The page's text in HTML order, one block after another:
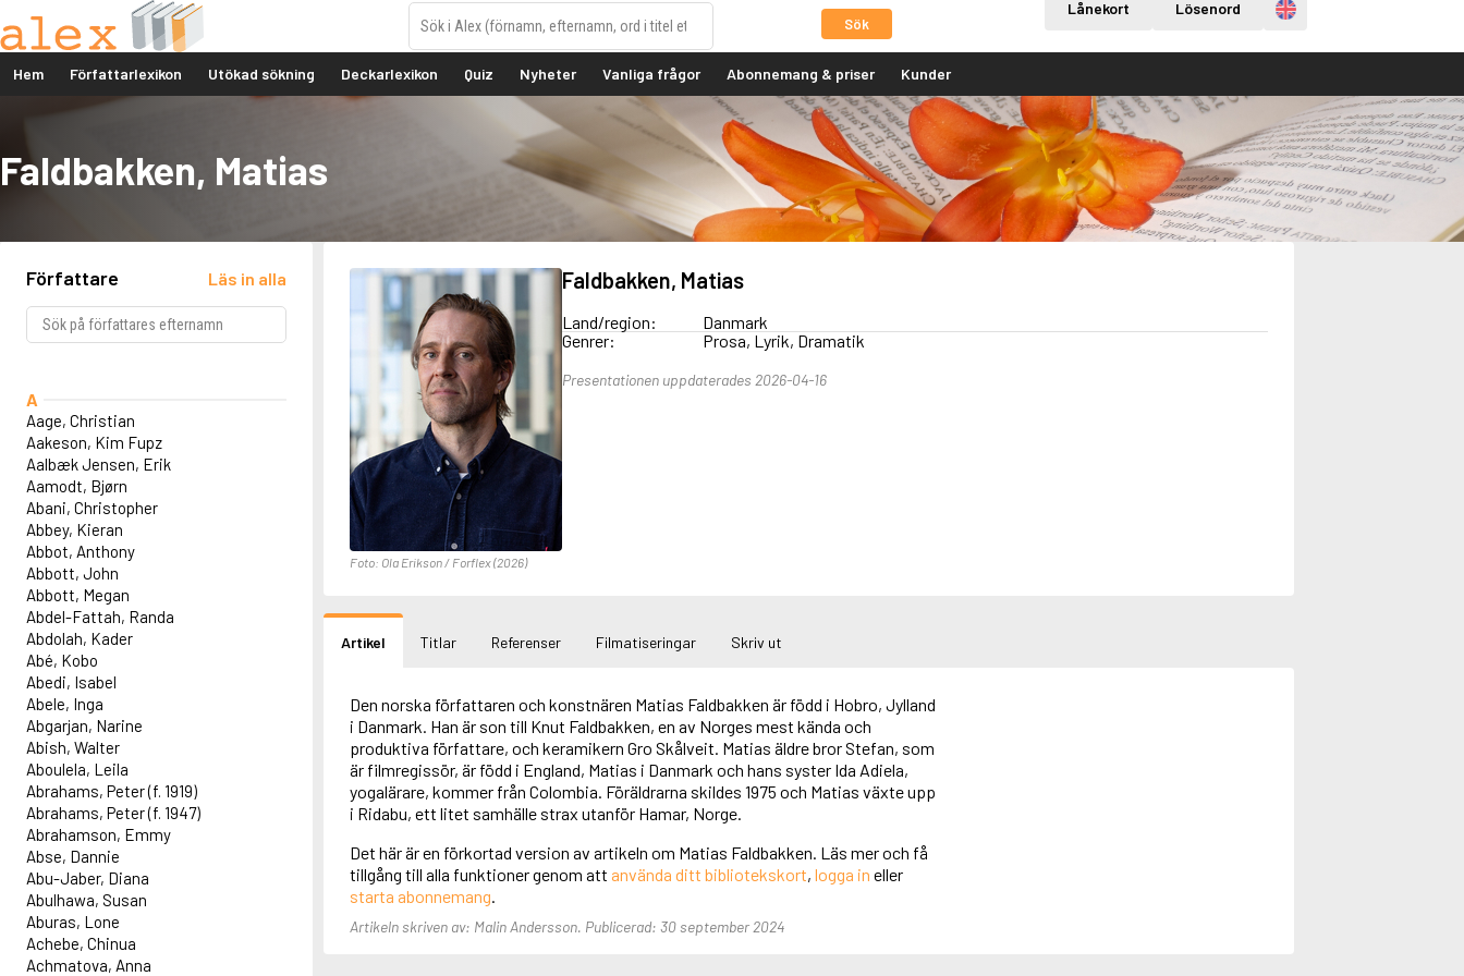
Sök
Lånekort Lösenord Engelska
Hem Författarlexikon Utökad sökning Deckarlexikon Quiz Nyheter Vanliga frågor Abonnemang & priser Kunder
Faldbakken, Matias
Författare Läs in alla
A
Aage, Christian
Aakeson, Kim Fupz
Aalbæk Jensen, Erik
Aamodt, Bjørn
Abani, Christopher
Abbey, Kieran
Abbot, Anthony
Abbott, John
Abbott, Megan
Abdel-Fattah, Randa
Abdolah, Kader
Abé, Kobo
Abedi, Isabel
Abele, Inga
Abgarjan, Narine
Abish, Walter
Aboulela, Leila
Abrahams, Peter (f. 1919)
Abrahams, Peter (f. 1947)
Abrahamson, Emmy
Abse, Dannie
Abu-Jaber, Diana
Abulhawa, Susan
Aburas, Lone
Achebe, Chinua
Achmatova, Anna
Foto: Ola Erikson / Forflex (2026)
Faldbakken, Matias
Land/region:
Danmark
Genrer:
Prosa, Lyrik, Dramatik
Presentationen uppdaterades 2026-04-16
Artikel Titlar Referenser Filmatiseringar Skriv ut
Den norska författaren och konstnären Matias Faldbakken är född i Hobro, Jylland
i Danmark. Han är son till Knut Faldbakken, en av Norges mest kända och
produktiva författare, och keramikern Gro Skålveit. Matias äldre bror Stefan, som
är filmregissör, är född i England, Matias i Danmark och hans syster Ida Adiela,
yogalärare, kommer från Colombia. Föräldrarna skildes 1975 och Matias växte upp
i Ridabu, ett litet samhälle strax utanför Hamar, Norge.
Det här är en förkortad version av artikeln om Matias Faldbakken. Läs mer och få
tillgång till alla funktioner genom att använda ditt bibliotekskort, logga in eller
starta abonnemang.
Artikeln skriven av: Malin Andersson. Publicerad: 30 september 2024